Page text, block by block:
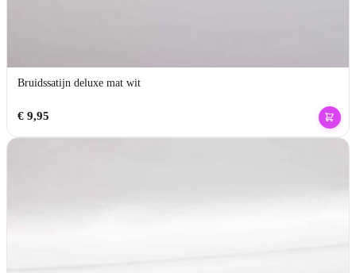
Bruidssatijn deluxe mat wit
€9,95